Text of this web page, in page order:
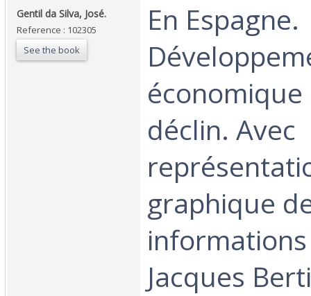
‎Gentil da Silva, José.‎
Reference : 102305
See the book
‎En Espagne.
déclin. Avec
graphique
Jacques